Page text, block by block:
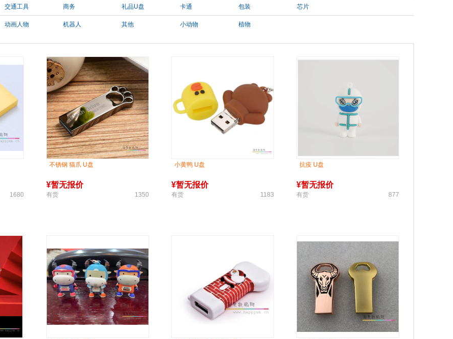
交通工具 商务 礼品U盘 卡通 包装 芯片
动画人物 机器人 其他 小动物 植物
1680
不锈钢 猫爪 U盘
¥暂无报价
有货 1350
小黄鸭 U盘
¥暂无报价
有货 1183
抗疫 U盘
¥暂无报价
有货 877